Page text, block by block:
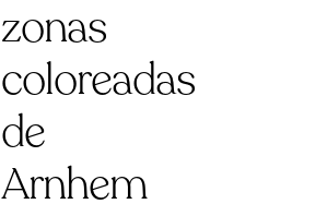
zonas
coloreadas
de
Arnhem